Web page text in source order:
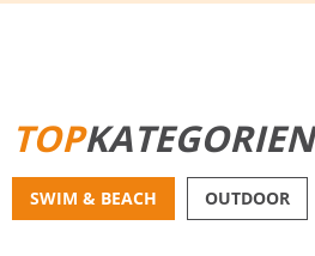
TOPKATEGORIEN
SWIM & BEACH OUTDOOR